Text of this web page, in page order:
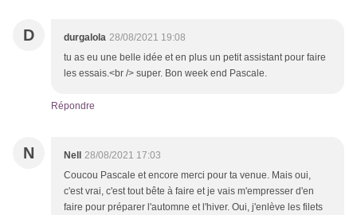
D durgalola 28/08/2021 19:08
tu as eu une belle idée et en plus un petit assistant pour faire
les essais.<br /> super. Bon week end Pascale.
Répondre
N Nell
28/08/2021 17:03
Coucou Pascale et encore merci pour ta venue. Mais oui,
c'est vrai, c'est tout bête à faire et je vais m'empresser d'en
faire pour préparer l'automne et l'hiver. Oui, j'enlève les filets